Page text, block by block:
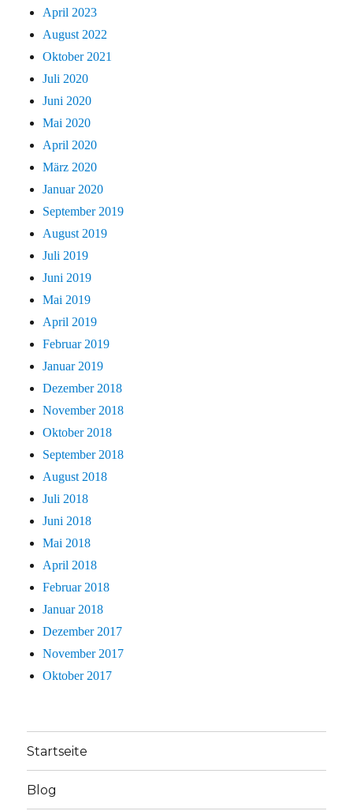
April 2023
August 2022
Oktober 2021
Juli 2020
Juni 2020
Mai 2020
April 2020
März 2020
Januar 2020
September 2019
August 2019
Juli 2019
Juni 2019
Mai 2019
April 2019
Februar 2019
Januar 2019
Dezember 2018
November 2018
Oktober 2018
September 2018
August 2018
Juli 2018
Juni 2018
Mai 2018
April 2018
Februar 2018
Januar 2018
Dezember 2017
November 2017
Oktober 2017
Startseite
Blog